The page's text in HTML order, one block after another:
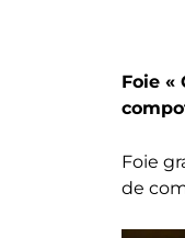
Foie «
Foie
de